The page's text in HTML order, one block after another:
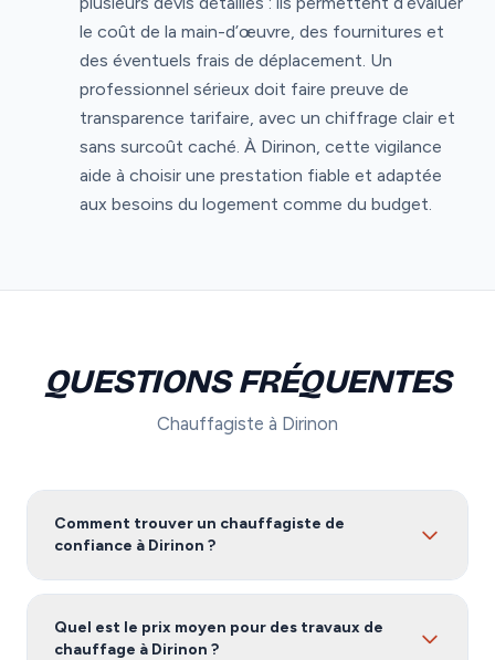
le coût de la main-d’œuvre, des fournitures et
des éventuels frais de déplacement. Un
professionnel sérieux doit faire preuve de
transparence tarifaire, avec un chiffrage clair et
sans surcoût caché. À Dirinon, cette vigilance
aide à choisir une prestation fiable et adaptée
aux besoins du logement comme du budget.
QUESTIONS FRÉQUENTES
Chauffagiste à Dirinon
Comment trouver un chauffagiste de
confiance à Dirinon ?
Pour trouver un chauffagiste fiable à Dirinon, nous
Notre service vous met en relation avec des artisans
Quel est le prix moyen pour des travaux de
chauffage à Dirinon ?